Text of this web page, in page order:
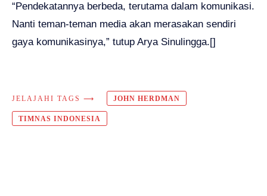
“Pendekatannya berbeda, terutama dalam komunikasi.
Nanti teman-teman media akan merasakan sendiri
gaya komunikasinya,” tutup Arya Sinulingga.[]
JELAJAHI TAGS ⟶ JOHN HERDMAN
TIMNAS INDONESIA